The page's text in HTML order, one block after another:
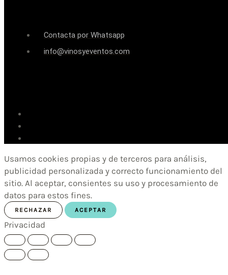
Contacta por Whatsapp
info@vinosyeventos.com
Usamos cookies propias y de terceros para análisis,
publicidad personalizada y correcto funcionamiento del
sitio. Al aceptar, consientes su uso y procesamiento de
datos para estos fines.
RECHAZAR ACEPTAR
Privacidad